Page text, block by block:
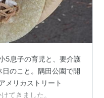
5息子の育児と、要介護
のこと。隅田公園で開
メリカストリート
てきました。